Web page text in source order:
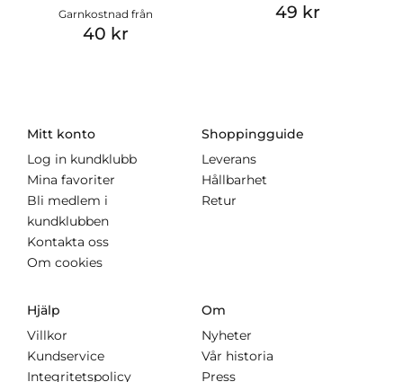
Garnkostnad från
40 kr
49 kr
Mitt konto
Log in kundklubb
Mina favoriter
Bli medlem i
kundklubben
Kontakta oss
Om cookies
Shoppingguide
Leverans
Hållbarhet
Retur
Hjälp
Villkor
Kundservice
Integritetspolicy
Om
Nyheter
Vår historia
Press